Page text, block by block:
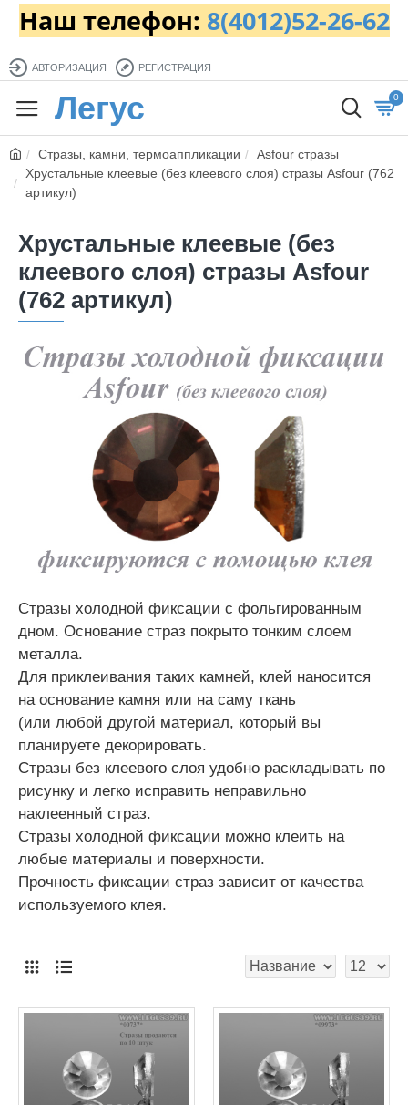
Наш телефон: 8(4012)52-26-62
АВТОРИЗАЦИЯ РЕГИСТРАЦИЯ
Легус 0
Стразы, камни, термоаппликации
Asfour стразы
Хрустальные клеевые (без клеевого слоя) стразы Asfour (762
артикул)
Хрустальные клеевые (без
клеевого слоя) стразы Asfour
(762 артикул)
Стразы холодной фиксации с фольгированным
дном. Основание страз покрыто тонким слоем
металла.
Для приклеивания таких камней, клей наносится
на основание камня или на саму ткань
(или любой другой материал, который вы
планируете декорировать.
Стразы без клеевого слоя удобно раскладывать по
рисунку и легко исправить неправильно
наклеенный страз.
Стразы холодной фиксации можно клеить на
любые материалы и поверхности.
Прочность фиксации страз зависит от качества
используемого клея.